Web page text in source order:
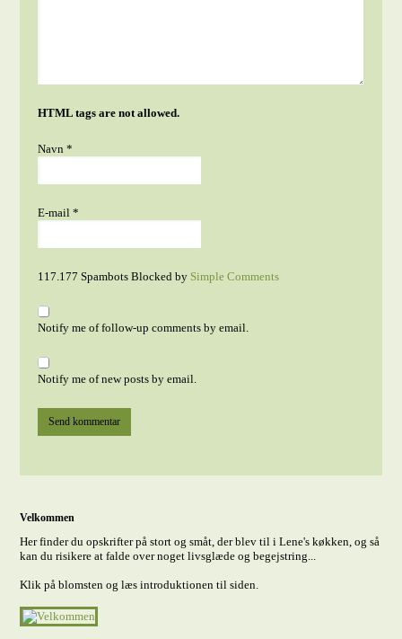
HTML tags are not allowed.
Navn*
E-mail*
117.177 Spambots Blocked by Simple Comments
Notify me of follow-up comments by email.
Notify me of new posts by email.
Velkommen
Her finder du opskrifter på stort og småt, der blev til i Lene's køkken, og så
kan du risikere at falde over noget livsglæde og begejstring...
Klik på blomsten og læs introduktionen til siden.